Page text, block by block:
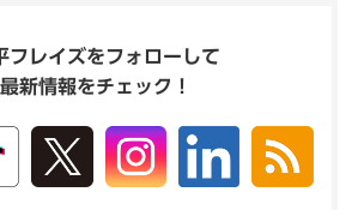
フレイズをフォローして
最新情報をチェック！